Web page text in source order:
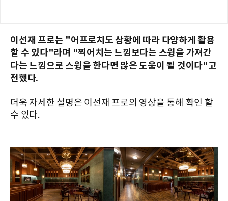
이선재 프로는 "어프로치도 상황에 따라 다양하게 활용
할 수 있다"라며 "찍어치는 느낌보다는 스윙을 가져간
다는 느낌으로 스윙을 한다면 많은 도움이 될 것이다"고
전했다.
더욱 자세한 설명은 이선재 프로의 영상을 통해 확인 할
수 있다.